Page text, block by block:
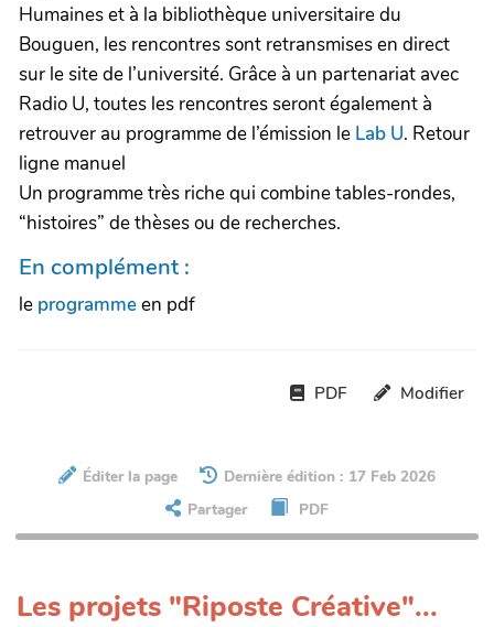
Humaines et à la bibliothèque universitaire du
Bouguen, les rencontres sont retransmises en direct
sur le site de l’université. Grâce à un partenariat avec
Radio U, toutes les rencontres seront également à
retrouver au programme de l’émission le Lab U. Retour
ligne manuel
Un programme très riche qui combine tables-rondes,
“histoires” de thèses ou de recherches.
En complément :
le programmeen pdf
PDF Modifier
Éditer la page
Dernière édition : 17 Feb 2026
Partager
PDF